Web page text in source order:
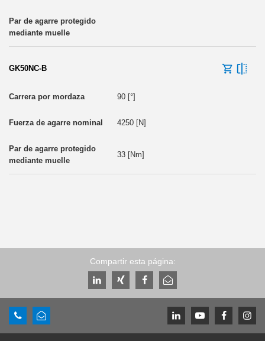
GK50NC-B
90 [°]
4250 [N]
33 [Nm]
Compartir esta página: